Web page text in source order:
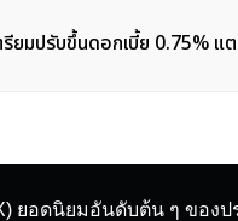
ยมปรับขึ้นดอกเบี้ย 0.75% แ
ยอดนิยมอันดับต้น ๆ ของป